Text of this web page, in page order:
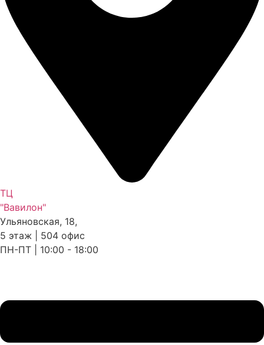
ТЦ
"Вавилон"
Ульяновская, 18,
5 этаж | 504 офис
ПН-ПТ | 10:00 - 18:00